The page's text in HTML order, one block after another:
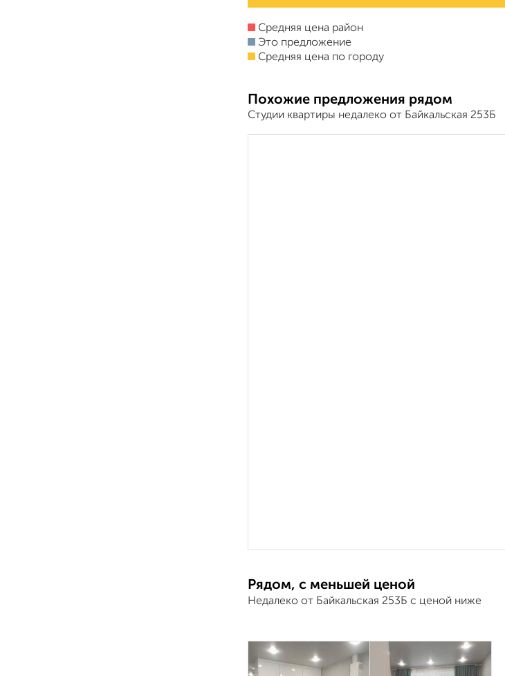
Средняя цена район
Это предложение
Средняя цена по городу
Похожие предложения рядом
Студии квартиры недалеко от Байкальская 253Б
Рядом, с меньшей ценой
Недалеко от Байкальская 253Б с ценой ниже